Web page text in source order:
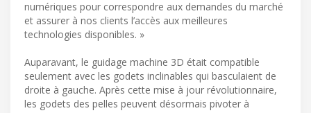
numériques pour correspondre aux demandes du marché
et assurer à nos clients l’accès aux meilleures
technologies disponibles. »
Auparavant, le guidage machine 3D était compatible
seulement avec les godets inclinables qui basculaient de
droite à gauche. Après cette mise à jour révolutionnaire,
les godets des pelles peuvent désormais pivoter à